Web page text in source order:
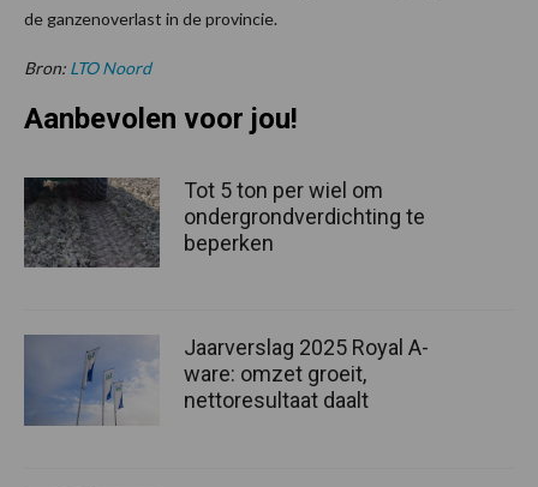
de ganzenoverlast in de provincie.
Bron: LTO Noord
Aanbevolen voor jou!
Tot 5 ton per wiel om
ondergrondverdichting te
beperken
Jaarverslag 2025 Royal A-
ware: omzet groeit,
nettoresultaat daalt